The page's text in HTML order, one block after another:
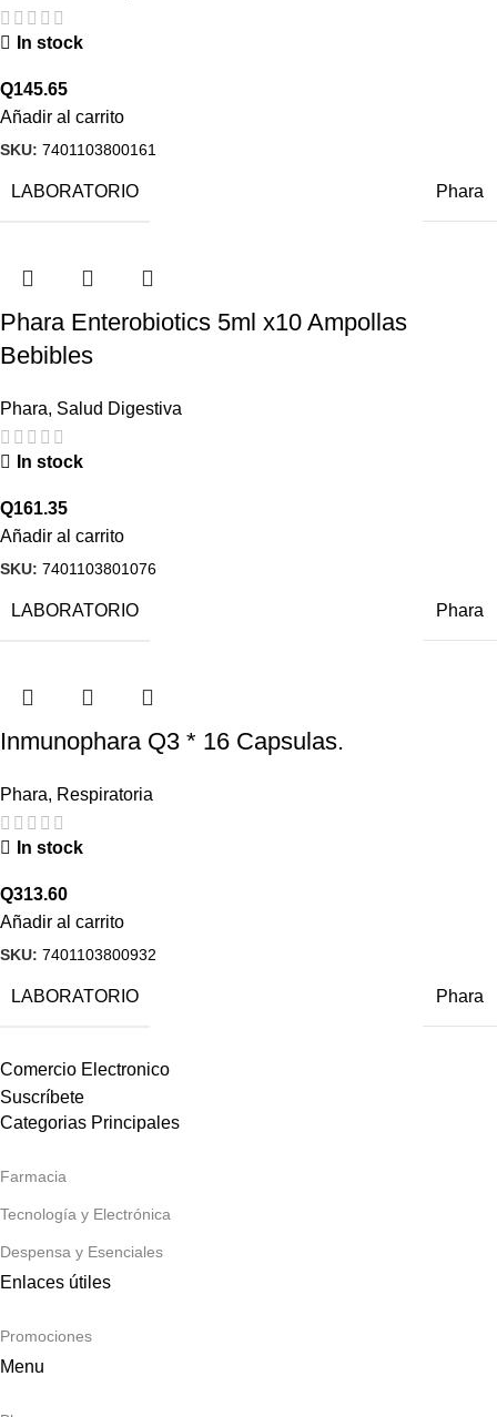
In stock
Q145.65
Añadir al carrito
SKU: 7401103800161
LABORATORIO Phara
Phara Enterobiotics 5ml x10 Ampollas
Bebibles
Phara, Salud Digestiva
In stock
Q161.35
Añadir al carrito
SKU: 7401103801076
LABORATORIO Phara
Inmunophara Q3 * 16 Capsulas.
Phara, Respiratoria
In stock
Q313.60
Añadir al carrito
SKU: 7401103800932
LABORATORIO Phara
Comercio Electronico
Suscríbete
Categorias Principales
Farmacia
Tecnología y Electrónica
Despensa y Esenciales
Enlaces útiles
Promociones
Menu